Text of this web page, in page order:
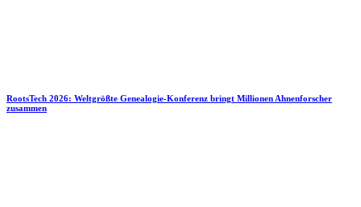
RootsTech 2026: Weltgrößte Genealogie-Konferenz bringt Millionen Ahnenforscher
zusammen